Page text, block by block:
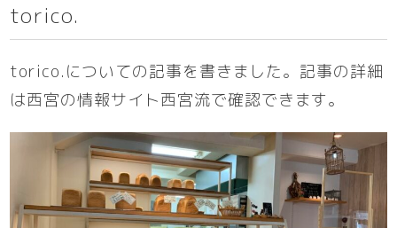
torico.
torico.についての記事を書きました。記事の詳細
は西宮の情報サイト西宮流で確認できます。